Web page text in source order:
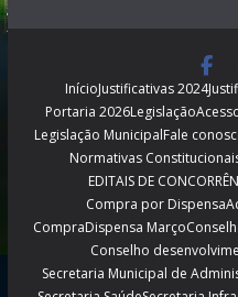
InícioJustificativas 2024
Portaria 2026Legislação
Legislação MunicipalFale
Normativas
EDITAIS DE
Compra por Dispensa
CompraDispensa Março
Conselho
Secretaria Municipal de